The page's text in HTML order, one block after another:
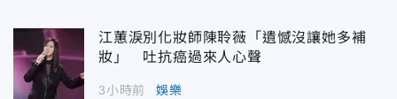
江蕙淚別化妝師陳聆薇「遺憾沒讓她多補
妝」 吐抗癌過來人心聲
3小時前 娛樂